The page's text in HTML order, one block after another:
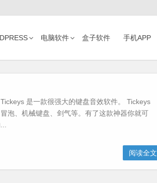
电脑软件 盒子软件 手机APP
是一款很强大的键盘音效软件。 Tickeys
泡、机械键盘、剑气等。有了这款神器你就可
阅读全文